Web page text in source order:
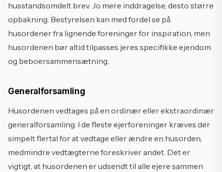
husstandsomdelt brev. Jo mere inddragelse, desto større
opbakning. Bestyrelsen kan med fordel se på
husordener fra lignende foreninger for inspiration, men
husordenen bør altid tilpasses jeres specifikke ejendom
og beboersammensætning.
Generalforsamling
Husordenen vedtages på en ordinær eller ekstraordinær
generalforsamling. I de fleste ejerforeninger kræves der
simpelt flertal for at vedtage eller ændre en husorden,
medmindre vedtægterne foreskriver andet. Det er
vigtigt, at husordenen er udsendt til alle ejere sammen